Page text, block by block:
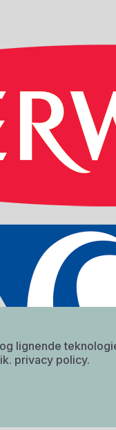
lignende
privacy policy.